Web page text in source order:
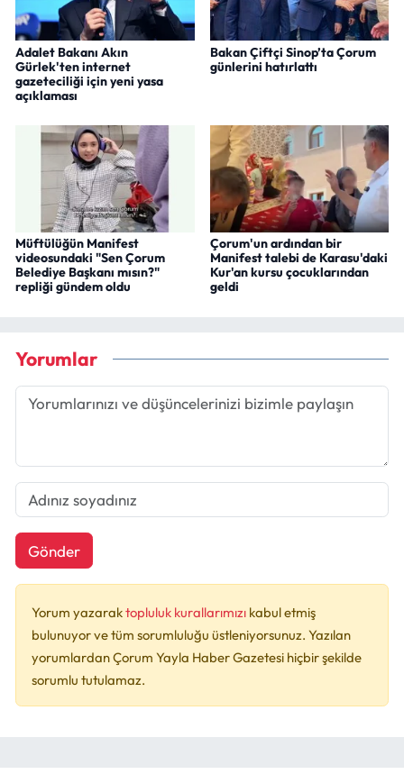
Adalet Bakanı Akın
Gürlek'ten internet
gazeteciliği için yeni yasa
açıklaması
Bakan Çiftçi Sinop’ta Çorum
günlerini hatırlattı
Müftülüğün Manifest
videosundaki "Sen Çorum
Belediye Başkanı mısın?"
repliği gündem oldu
Çorum'un ardından bir
Manifest talebi de Karasu'daki
Kur'an kursu çocuklarından
geldi
Yorumlar
Gönder
Yorum yazaraktopluluk kurallarımızı kabul etmiş
bulunuyor ve tüm sorumluluğu üstleniyorsunuz. Yazılan
yorumlardan Çorum Yayla Haber Gazetesi hiçbir şekilde
sorumlu tutulamaz.